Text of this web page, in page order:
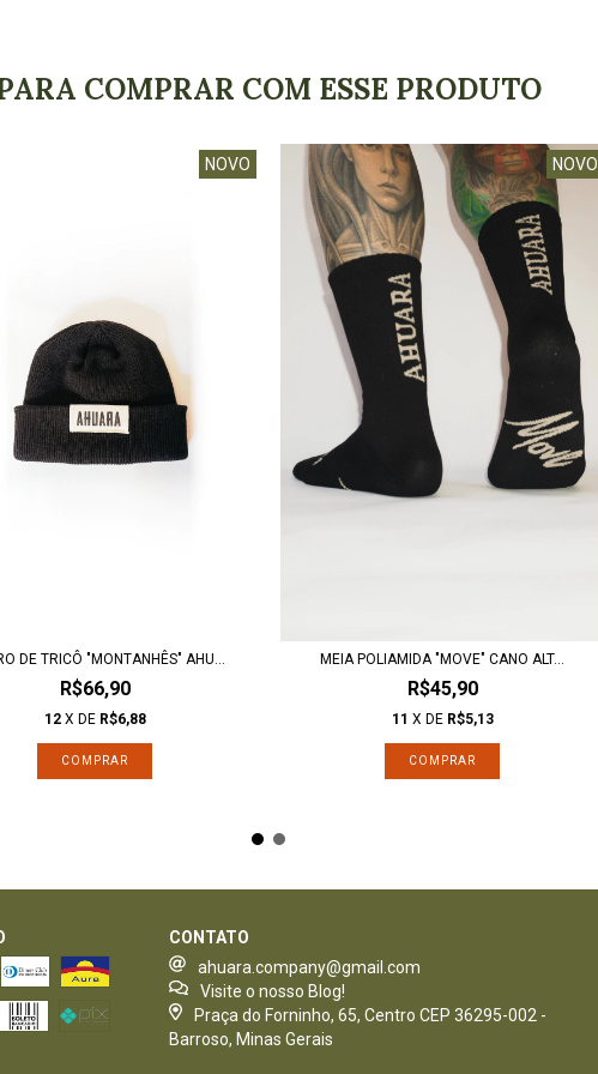
COMPRAR COM ESSE PRODUTO
NOVO
DE TRICÔ "MONTANHÊS" AHU...
R$66,90
12 X DE R$6,88
NOVO
MEIA POLIAMIDA "MOVE" CANO ALT...
R$45,90
11 X DE R$5,13
COMPRAR
CONTATO
ahuara.company@gmail.com
Visite o nosso Blog!
Praça do Forninho, 65, Centro CEP 36295-002 -
Barroso, Minas Gerais